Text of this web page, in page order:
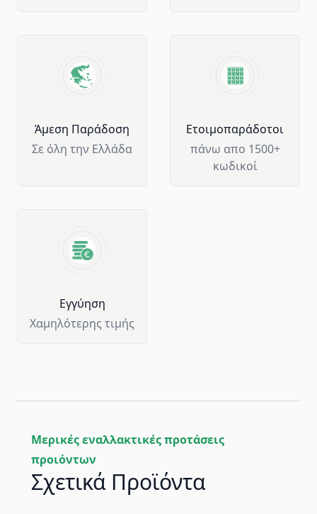
Άμεση Παράδοση
Σε όλη την Ελλάδα
Ετοιμοπαράδοτοι
πάνω απο 1500+
κωδικοί
Eγγύηση
Χαμηλότερης τιμής
Μερικές εναλλακτικές προτάσεις
προιόντων
Σχετικά Προϊόντα